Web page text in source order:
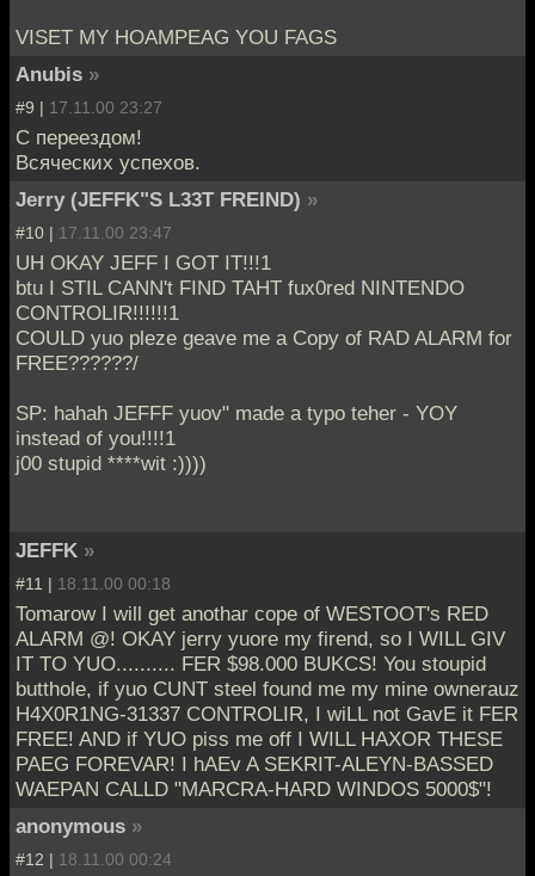
VISET MY HOAMPEAG YOU FAGS
Anubis »
#9 | 17.11.00 23:27
С переездом!
Всяческих успехов.
Jerry (JEFFK"S L33T FREIND) »
#10 | 17.11.00 23:47
UH OKAY JEFF I GOT IT!!!1
btu I STIL CANN't FIND TAHT fux0red NINTENDO
CONTROLIR!!!!!!1
COULD yuo pleze geave me a Copy of RAD ALARM for
FREE??????/
SP: hahah JEFFF yuov" made a typo teher - YOY
instead of you!!!!1
j00 stupid ****wit :))))
JEFFK »
#11 | 18.11.00 00:18
Tomarow I will get anothar cope of WESTOOT's RED
ALARM @! OKAY jerry yuore my firend, so I WILL GIV
IT TO YUO.......... FER $98.000 BUKCS! You stoupid
butthole, if yuo CUNT steel found me my mine ownerauz
H4X0R1NG-31337 CONTROLIR, I wiLL not GavE it FER
FREE! AND if YUO piss me off I WILL HAXOR THESE
PAEG FOREVAR! I hAEv A SEKRIT-ALEYN-BASSED
WAEPAN CALLD "MARCRA-HARD WINDOS 5000$"!
anonymous »
#12 | 18.11.00 00:24